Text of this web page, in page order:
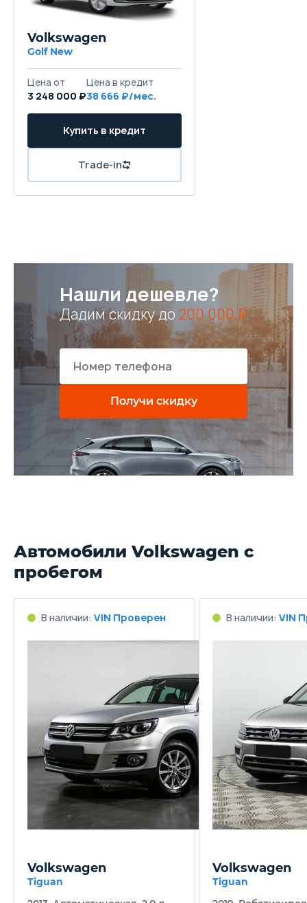
Volkswagen
Golf New
Цена от
3 248 000 ₽
Цена в кредит
38 666 ₽/мес.
Купить в кредит
Trade-in
Нашли дешевле?
Дадим скидку до 200 000 ₽
Получи скидку
Автомобили Volkswagen с
пробегом
В наличии: VIN Проверен
Volkswagen
Tiguan
В наличии: VIN
Volkswagen
Tiguan